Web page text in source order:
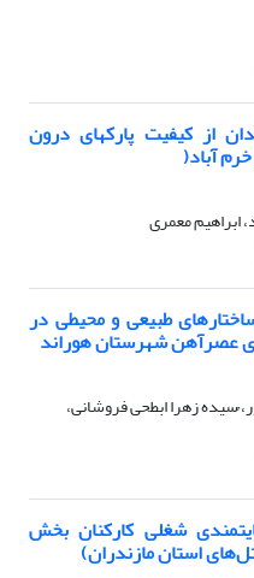
از کیفیت پارکهای درون
آباد(
ابراهیم معمری
طبیعی و محیطی در
عصرآهن شهرستان هوراند
ُسیده زهرا ابطحی فروشانی،
شغلی کارکنان بخش
استان مازندران)